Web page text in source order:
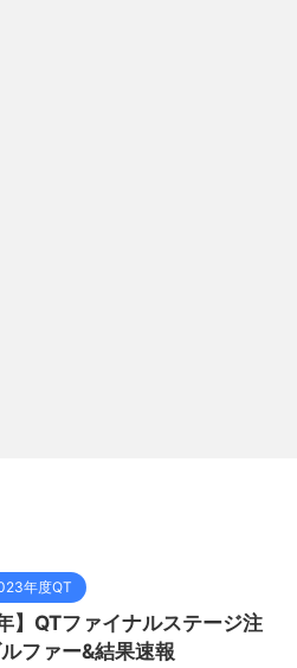
年度QT
】QTファイナルステージ注
ファー&結果速報